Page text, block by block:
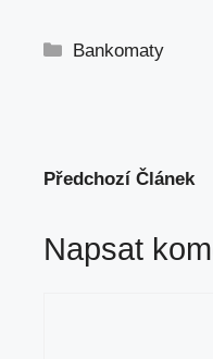
Rubriky
Bankomaty
Předchozí Článek
Napsat